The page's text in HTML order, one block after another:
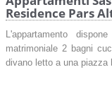
Residence Pars
L'appartamento
matrimoniale 2 bagni
divano letto a una piazza